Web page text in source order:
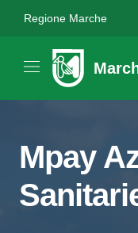
Regione Marche
Mpay